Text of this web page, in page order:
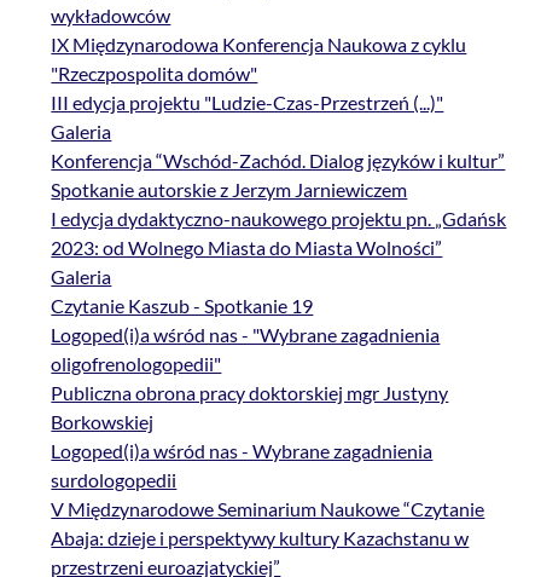
wykładowców
IX Międzynarodowa Konferencja Naukowa z cyklu
"Rzeczpospolita domów"
III edycja projektu "Ludzie-Czas-Przestrzeń (...)"
Galeria
Konferencja “Wschód-Zachód. Dialog języków i kultur”
Spotkanie autorskie z Jerzym Jarniewiczem
I edycja dydaktyczno-naukowego projektu pn. „Gdańsk
2023: od Wolnego Miasta do Miasta Wolności”
Galeria
Czytanie Kaszub - Spotkanie 19
Logoped(i)a wśród nas - "Wybrane zagadnienia
oligofrenologopedii"
Publiczna obrona pracy doktorskiej mgr Justyny
Borkowskiej
Logoped(i)a wśród nas - Wybrane zagadnienia
surdologopedii
V Międzynarodowe Seminarium Naukowe “Czytanie
Abaja: dzieje i perspektywy kultury Kazachstanu w
przestrzeni euroazjatyckiej”